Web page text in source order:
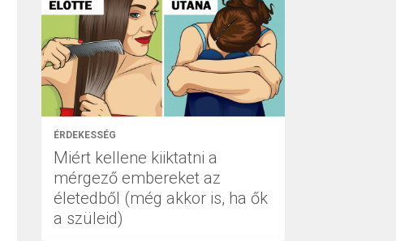
ÉRDEKESSÉG
Miért kellene kiiktatni a
mérgező embereket az
életedből (még akkor is, ha ők
a szüleid)